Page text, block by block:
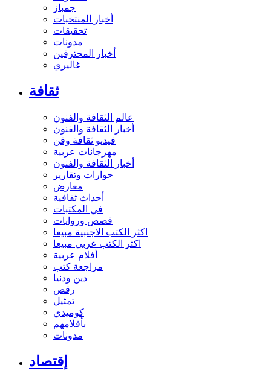
جمباز
أخبار المنتخبات
تحقيقات
مدونات
أخبار المحترفين
غاليري
ثقافة
عالم الثقافة والفنون
أخبار الثقافة والفنون
فيديو ثقافة وفن
مهرجانات عربية
أخبار الثقافة والفنون
حوارات وتقارير
معارض
أحداث ثقافية
في المكتبات
قصص وروايات
اكثر الكتب الاجنبية مبيعا
اكثر الكتب عربي مبيعا
أفلام عربية
مراجعة كتب
دين ودنيا
رقص
تمثيل
كوميدي
بأقلامهم
مدونات
إقتصاد